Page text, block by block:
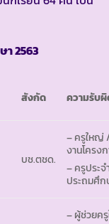
า2563
สังกัด ความรับ
บช.ตชด.
– ครูใหญ่
งานโครง
– ครูประจ
ประถมศึ
– ผู้ช่วยค